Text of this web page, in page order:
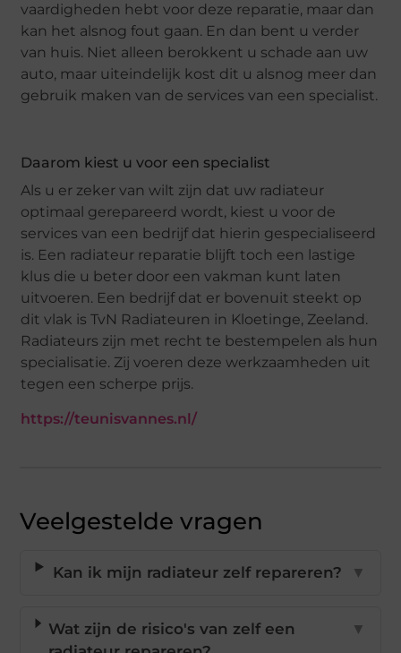
vaardigheden hebt voor deze reparatie, maar dan
kan het alsnog fout gaan. En dan bent u verder
van huis. Niet alleen berokkent u schade aan uw
auto, maar uiteindelijk kost dit u alsnog meer dan
gebruik maken van de services van een specialist.
Daarom kiest u voor een specialist
Als u er zeker van wilt zijn dat uw radiateur
optimaal gerepareerd wordt, kiest u voor de
services van een bedrijf dat hierin gespecialiseerd
is. Een radiateur reparatie blijft toch een lastige
klus die u beter door een vakman kunt laten
uitvoeren. Een bedrijf dat er bovenuit steekt op
dit vlak is TvN Radiateuren in Kloetinge, Zeeland.
Radiateurs zijn met recht te bestempelen als hun
specialisatie. Zij voeren deze werkzaamheden uit
tegen een scherpe prijs.
https://teunisvannes.nl/
Veelgestelde vragen
Kan ik mijn radiateur zelf repareren? ▼
Wat zijn de risico's van zelf een
▼